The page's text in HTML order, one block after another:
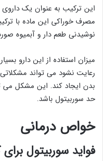
این ترکیب به عنوان یک داروی
مصرف خوراکی این ماده با
نوشیدنی طعم دار و آبمیوه
میزان استفاده از این دارو
رعایت نشود می تواند
بدن ایجاد کند. این مشکل
حد سوربیتول باشد.
خواص درمانی
فواید سوربیتول برای